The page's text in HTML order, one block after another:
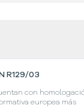
R129/03
con
europea más